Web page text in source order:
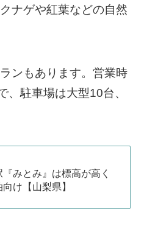
ナゲや紅葉などの自然
ンもあります。営業時
、駐車場は大型10台、
みとみ』は標高が高く
け【山梨県】